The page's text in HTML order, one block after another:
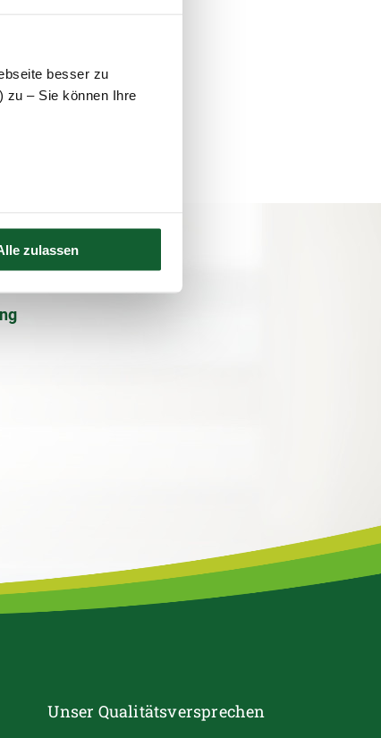
besser zu
zu – Sie können Ihre
zulassen
auswärtig
haben Fragen?
Unser Qualitätsversprechen